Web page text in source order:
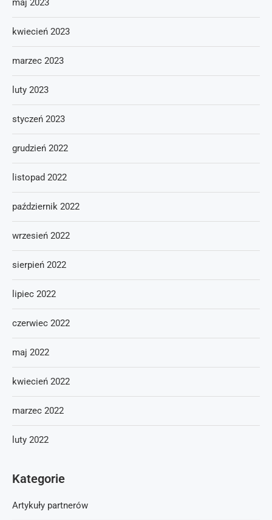
maj 2023
kwiecień 2023
marzec 2023
luty 2023
styczeń 2023
grudzień 2022
listopad 2022
październik 2022
wrzesień 2022
sierpień 2022
lipiec 2022
czerwiec 2022
maj 2022
kwiecień 2022
marzec 2022
luty 2022
Kategorie
Artykuły partnerów